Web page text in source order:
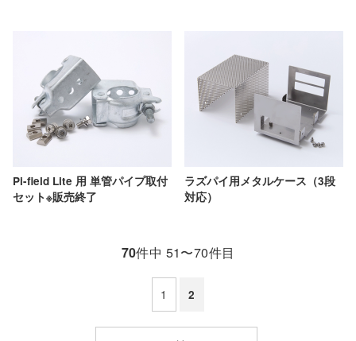
Pi-field Lite 用 単管パイプ取付
セット※販売終了
ラズパイ用メタルケース（3段
対応）
70件中 51〜70件目
1 2